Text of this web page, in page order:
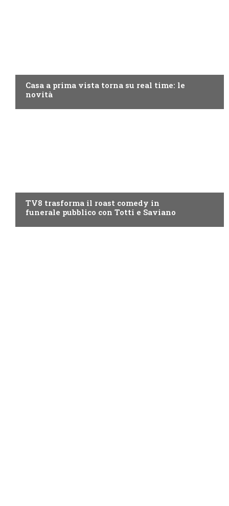
Casa a prima vista torna su real time: le
novità
TV8 trasforma il roast comedy in
funerale pubblico con Totti e Saviano